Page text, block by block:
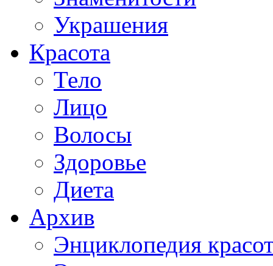
Украшения
Красота
Тело
Лицо
Волосы
Здоровье
Диета
Архив
Энциклопедия